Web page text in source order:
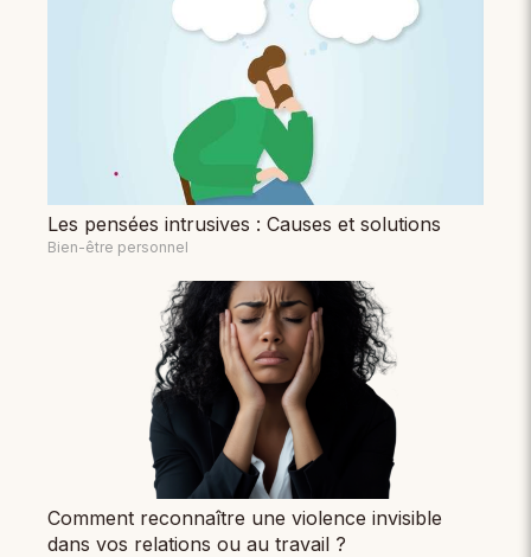
Les pensées intrusives : Causes et solutions
Bien-être personnel
Comment reconnaître une violence invisible
dans vos relations ou au travail ?